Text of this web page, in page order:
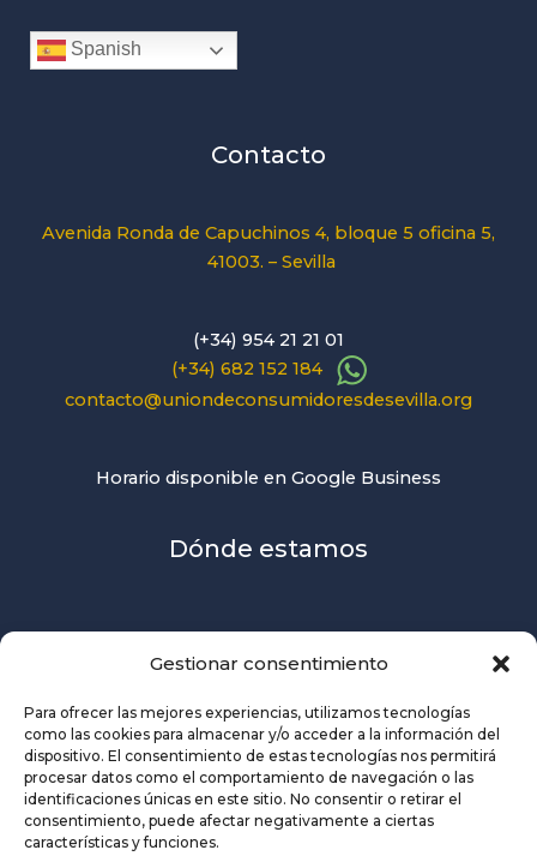
Gestionar consentimiento
Para ofrecer las mejores experiencias, utilizamos tecnologías
como las cookies para almacenar y/o acceder a la información del
dispositivo. El consentimiento de estas tecnologías nos permitirá
procesar datos como el comportamiento de navegación o las
identificaciones únicas en este sitio. No consentir o retirar el
consentimiento, puede afectar negativamente a ciertas
características y funciones.
Spanish
Contacto
Avenida Ronda de Capuchinos 4, bloque 5 oficina 5,
41003. – Sevilla
(+34) 954 21 21 01
(+34) 682 152 184
contacto@uniondeconsumidoresdesevilla.org
Horario disponible en Google Business
Dónde estamos